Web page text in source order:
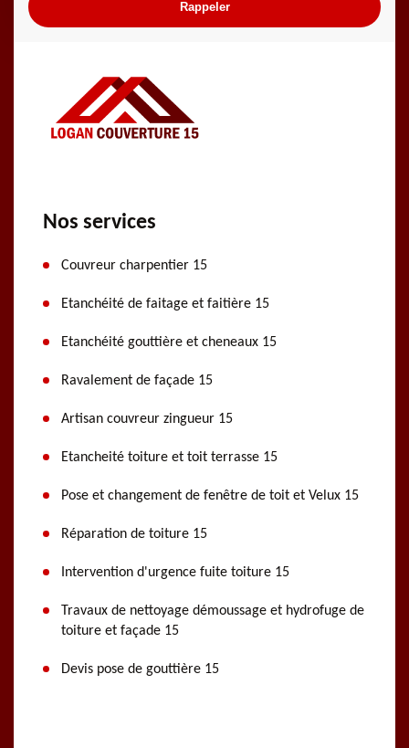
Nos services
Couvreur charpentier 15
Etanchéité de faitage et faitière 15
Etanchéité gouttière et cheneaux 15
Ravalement de façade 15
Artisan couvreur zingueur 15
Etancheité toiture et toit terrasse 15
Pose et changement de fenêtre de toit et Velux 15
Réparation de toiture 15
Intervention d'urgence fuite toiture 15
Travaux de nettoyage démoussage et hydrofuge de
toiture et façade 15
Devis pose de gouttière 15